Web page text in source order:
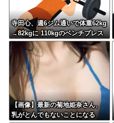
寺田心、週6ジム通いで体重62kg
→82kgに 110kgのベンチプレス
持ち上げる姿披露
【画像】最新の菊地姫奈さん、
乳がとんでもないことになる